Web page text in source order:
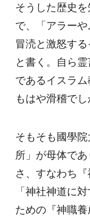
そうした歴史
で、「アラーや
冒涜と激怒す
と書く。自ら
であるイスラム
もはや滑稽でし
そもそも國學
所」が母体で
さ、すなわち
「神社神道に
ための『神職